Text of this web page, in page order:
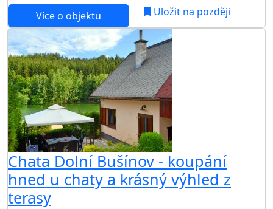
Více o objektu Uložit na později
Chata Dolní Bušínov - koupání
hned u chaty a krásný výhled z
terasy